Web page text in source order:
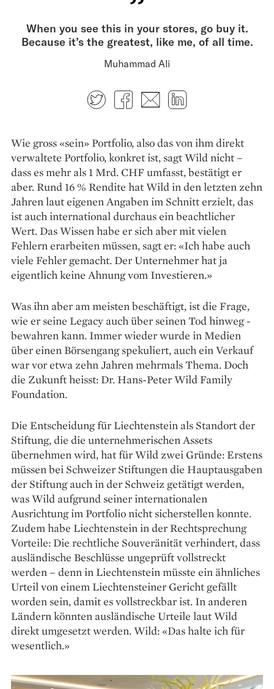
When you see this in your stores, go buy it.
Because it’s the greatest, like me, of all time.
Muhammad Ali
TwitterFacebook
E-mail
Wie gross «sein» Portfolio, also das von ihm direkt
verwaltete Portfolio, konkret ist, sagt Wild nicht –
dass es mehr als 1 Mrd. CHF umfasst, bestätigt er
aber. Rund 16 % Rendite hat Wild in den letzten zehn
Jahren laut eigenen Angaben im Schnitt erzielt, das
ist auch international durchaus ein beachtlicher
Wert. Das Wissen habe er sich aber mit vielen
Fehlern erarbeiten müssen, sagt er: «Ich habe auch
viele Fehler gemacht. Der Unternehmer hat ja
eigentlich keine Ahnung vom Investieren.»
Was ihn aber am meisten beschäftigt, ist die Frage,
wie er seine Legacy auch über seinen Tod hinweg ­
bewahren kann. Immer wieder wurde in Medien
über einen Börsengang spekuliert, auch ein Verkauf
war vor etwa zehn Jahren mehrmals Thema. Doch
die Zukunft heisst: Dr. Hans-Peter Wild Family
Foundation.
Die Entscheidung für Liechtenstein als Standort der
Stiftung, die die unternehmerischen Assets
übernehmen wird, hat für Wild zwei Gründe: Erstens
müssen bei Schweizer Stiftungen die Hauptausgaben
der Stiftung auch in der Schweiz getätigt werden,
was Wild aufgrund seiner internationalen
Ausrichtung im Portfolio nicht sicherstellen konnte.
Zudem habe Liechtenstein in der Rechtsprechung
Vorteile: Die rechtliche ­Souveränität verhindert, dass
ausländische Beschlüsse ungeprüft vollstreckt
werden – denn in Liechtenstein müsste ein ähnliches
Urteil von einem Liechtensteiner Gericht gefällt
worden sein, damit es vollstreckbar ist. In anderen
Ländern könnten ausländische Urteile laut Wild
direkt umgesetzt werden. Wild: «Das halte ich für
wesentlich.»